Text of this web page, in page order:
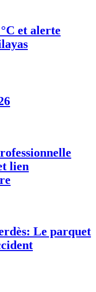
et alerte
lien
Le parquet